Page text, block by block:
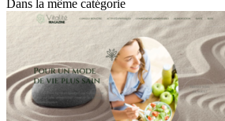
Dans la même catégorie